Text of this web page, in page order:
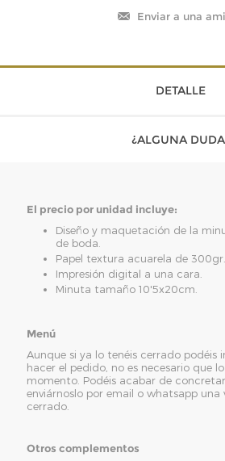
DETALLE
¿ALGUNA
El precio por unidad incluye:
Diseño y maquetación de la
de boda.
Papel textura acuarela de 300gr.
Impresión digital a una cara.
Minuta tamaño 10'5x20cm.
Menú
Aunque si ya lo tenéis cerrado podéis
hacer el pedido, no es necesario que lo
momento. Podéis acabar de
enviárnoslo por email o whatsapp una
cerrado.
Otros complementos